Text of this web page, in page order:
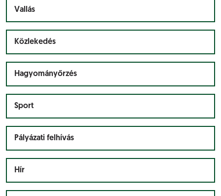
Vallás
Közlekedés
Hagyományőrzés
Sport
Pályázati felhívás
Hír